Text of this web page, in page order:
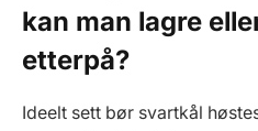
kan man lagre
etterpå?
Ideelt sett bør svartkål